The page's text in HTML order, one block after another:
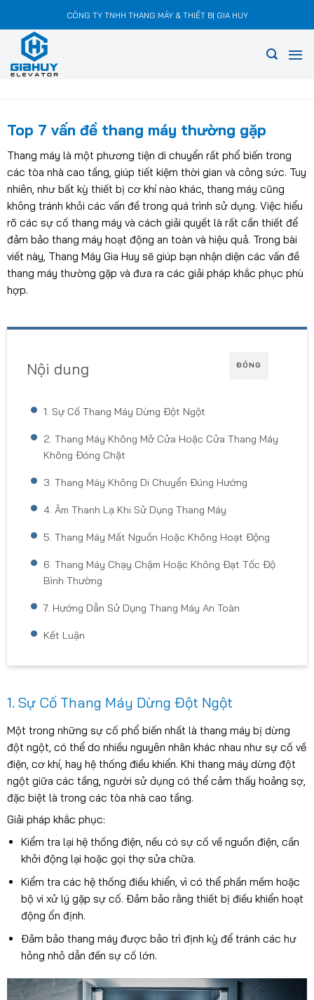
dung
CÔNG TY TNHH THANG MÁY & THIẾT BỊ GIA HUY
Top 7 vấn đề thang máy thường gặp
Thang máy là một phương tiện di chuyển rất phổ biến trong
các tòa nhà cao tầng, giúp tiết kiệm thời gian và công sức. Tuy
nhiên, như bất kỳ thiết bị cơ khí nào khác, thang máy cũng
không tránh khỏi các vấn đề trong quá trình sử dụng. Việc hiểu
rõ các sự cố thang máy và cách giải quyết là rất cần thiết để
đảm bảo thang máy hoạt động an toàn và hiệu quả. Trong bài
viết này, Thang Máy Gia Huy sẽ giúp bạn nhận diện các vấn đề
thang máy thường gặp và đưa ra các giải pháp khắc phục phù
hợp.
ĐÓNG
Nội dung
1. Sự Cố Thang Máy Dừng Đột Ngột
2. Thang Máy Không Mở Cửa Hoặc Cửa Thang Máy
Không Đóng Chặt
3. Thang Máy Không Di Chuyển Đúng Hướng
4. Âm Thanh Lạ Khi Sử Dụng Thang Máy
5. Thang Máy Mất Nguồn Hoặc Không Hoạt Động
6. Thang Máy Chạy Chậm Hoặc Không Đạt Tốc Độ
Bình Thường
7. Hướng Dẫn Sử Dụng Thang Máy An Toàn
Kết Luận
1. Sự Cố Thang Máy Dừng Đột Ngột
Một trong những sự cố phổ biến nhất là thang máy bị dừng
đột ngột, có thể do nhiều nguyên nhân khác nhau như sự cố về
điện, cơ khí, hay hệ thống điều khiển. Khi thang máy dừng đột
ngột giữa các tầng, người sử dụng có thể cảm thấy hoảng sợ,
đặc biệt là trong các tòa nhà cao tầng.
Giải pháp khắc phục:
Kiểm tra lại hệ thống điện, nếu có sự cố về nguồn điện, cần
khởi động lại hoặc gọi thợ sửa chữa.
Kiểm tra các hệ thống điều khiển, vì có thể phần mềm hoặc
bộ vi xử lý gặp sự cố. Đảm bảo rằng thiết bị điều khiển hoạt
động ổn định.
Đảm bảo thang máy được bảo trì định kỳ để tránh các hư
hỏng nhỏ dẫn đến sự cố lớn.